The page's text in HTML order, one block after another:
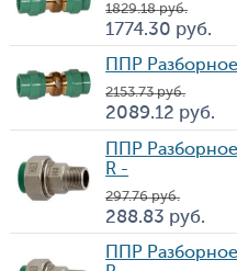
Цена
1 829.18 руб.
1 774.30 руб.
ППР
Цена
2 153.73 руб.
2 089.12 руб.
ППР
R -
Цена
297.76 руб.
288.83 руб.
ППР